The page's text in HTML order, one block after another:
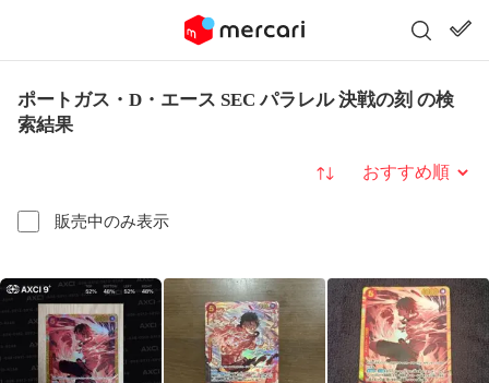
ポートガス・D・エース SEC パラレル 決戦の刻 の検
索結果
販売中のみ表示
並び替え